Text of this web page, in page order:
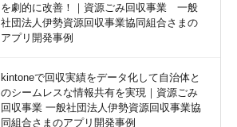
を劇的に改善！｜資源ごみ回収事業 一般
社団法人伊勢資源回収事業協同組合さまの
アプリ開発事例
kintoneで回収実績をデータ化して自治体と
のシームレスな情報共有を実現｜資源ごみ
回収事業 一般社団法人伊勢資源回収事業協
同組合さまのアプリ開発事例